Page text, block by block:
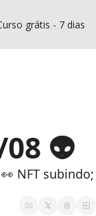
grátis - 7 dias
👽
NFT subindo;